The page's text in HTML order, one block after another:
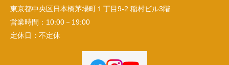
東京都中央区日本橋茅場町１丁目9-2 稲村ビル3階
営業時間： 10:00－19:00
定休日： 不定休